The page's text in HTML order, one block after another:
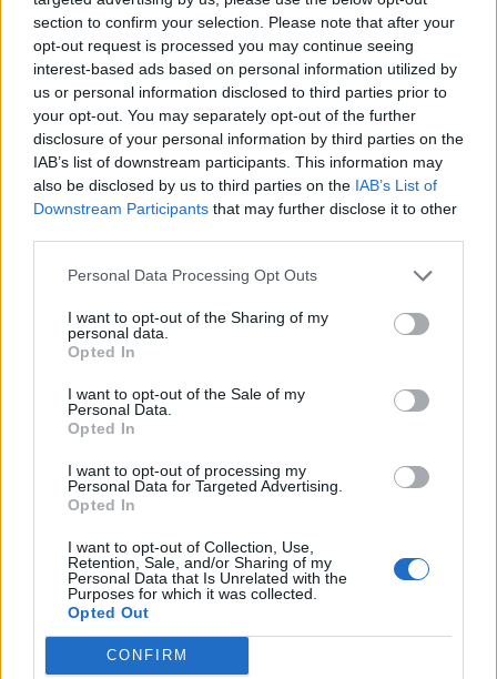
section to confirm your selection. Please note that after your
opt-out request is processed you may continue seeing
interest-based ads based on personal information utilized by
us or personal information disclosed to third parties prior to
your opt-out. You may separately opt-out of the further
disclosure of your personal information by third parties on the
IAB’s list of downstream participants. This information may
also be disclosed by us to third parties on the IAB’s List of
Downstream Participants that may further disclose it to other
Personal Data Processing Opt Outs
I want to opt-out of the Sharing of my
personal data.
Opted In
I want to opt-out of the Sale of my
Personal Data.
Opted In
I want to opt-out of processing my
Personal Data for Targeted Advertising.
Opted In
I want to opt-out of Collection, Use,
Retention, Sale, and/or Sharing of my
Personal Data that Is Unrelated with the
Purposes for which it was collected.
Opted Out
CONFIRM
Οι προτάσεις του ΕΣΑ για ισχυρή μικρομεσαία
επιχειρηματικότητα στον Υφυπουργό
ΔΕΗ: Ισχυρή ανάπτυξη στο α΄εξάμηνο 2026 με
προσαρμοσμένο EBITDA στα €1,2 δισ.